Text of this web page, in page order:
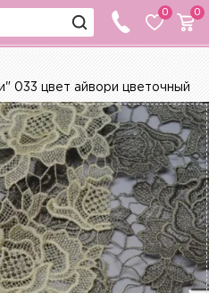
0 0
033 цвет айвори цветочный